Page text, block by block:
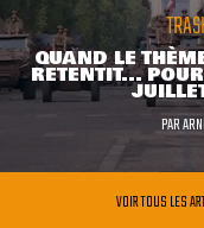
QUAND LE
RETENTIT...
PAR
VOIR TOUS LES